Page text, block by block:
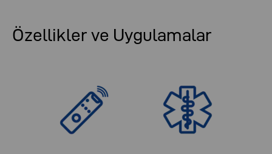
Özellikler ve Uygulamalar